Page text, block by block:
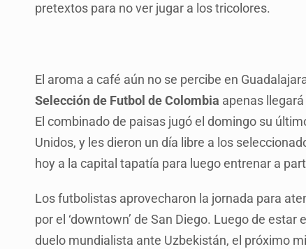
pretextos para no ver jugar a los tricolores.
El aroma a café aún no se percibe en
Selección de Futbol de Colombia apenas
El combinado de paisas jugó el domingo su
Unidos, y les dieron un día libre a los
hoy a la capital tapatía para luego entrenar a
Los futbolistas aprovecharon la jornada para
por el ‘downtown’ de San Diego. Luego de
duelo mundialista ante Uzbekistán, el próximo